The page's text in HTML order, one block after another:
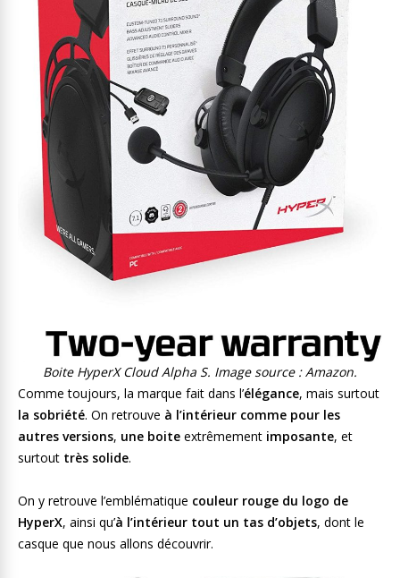
Boite HyperX Cloud Alpha S. Image source : Amazon.
Comme toujours, la marque fait dans l’élégance, mais surtout
la sobriété. On retrouve à l’intérieur comme pour les
autres versions, une boite extrêmement imposante, et
surtout très solide.
On y retrouve l’emblématique couleur rouge du logo de
HyperX, ainsi qu’à l’intérieur tout un tas d’objets, dont le
casque que nous allons découvrir.